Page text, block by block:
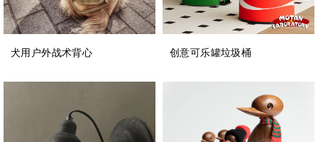
犬用户外战术背心 创意可乐罐垃圾桶